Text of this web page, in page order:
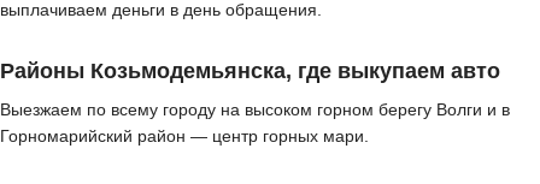
выплачиваем деньги в день обращения.
Районы Козьмодемьянска, где выкупаем авто
Выезжаем по всему городу на высоком горном берегу Волги и в
Горномарийский район — центр горных мари.